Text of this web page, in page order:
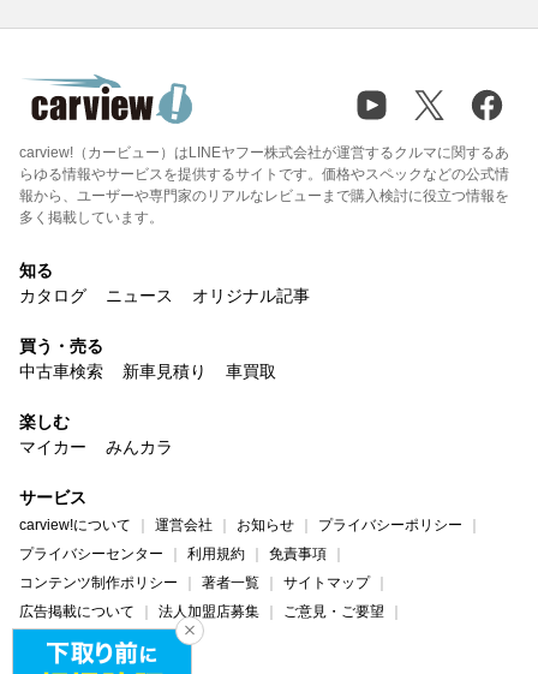
carview!（カービュー）はLINEヤフー株式会社が運営するクルマに関するあ
らゆる情報やサービスを提供するサイトです。価格やスペックなどの公式情
報から、ユーザーや専門家のリアルなレビューまで購入検討に役立つ情報を
多く掲載しています。
知る
カタログ
ニュース オリジナル記事
買う・売る
中古車検索
新車見積り 車買取
楽しむ
マイカー
みんカラ
サービス
carview!について 運営会社 お知らせ
プライバシーポリシー
プライバシーセンター
利用規約
免責事項
コンテンツ制作ポリシー
著者一覧
サイトマップ
広告掲載について
法人加盟店募集
ご意見・ご要望
ヘルプ・お問い合わせ